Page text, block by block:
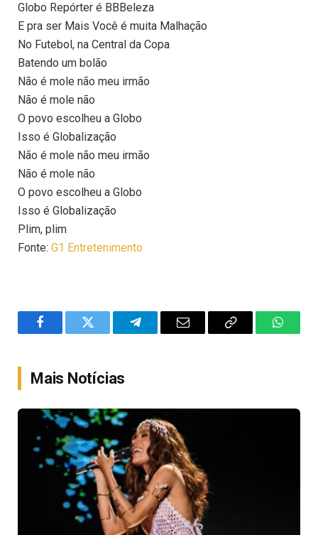
Globo Repórter é BBBeleza
E pra ser Mais Você é muita Malhação
No Futebol, na Central da Copa
Batendo um bolão
Não é mole não meu irmão
Não é mole não
O povo escolheu a Globo
Isso é Globalização
Não é mole não meu irmão
Não é mole não
O povo escolheu a Globo
Isso é Globalização
Plim, plim
Fonte: G1 Entretenimento
FacebookTwitter TelegramEmail
Copy
Mais Notícias